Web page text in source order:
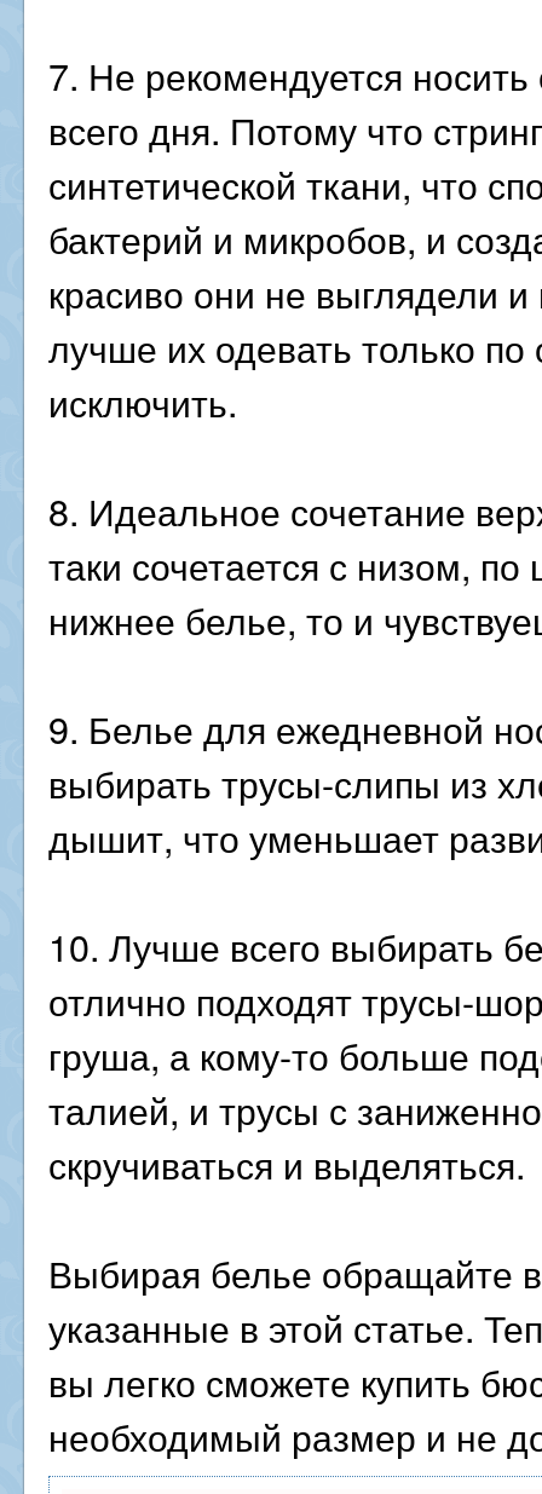
7. Не рекомендуется
всего дня. Потому что
синтетической ткани, что
бактерий и микробов, и
красиво они не выглядели
лучше их одевать только
исключить.
8. Идеальное сочетание
таки сочетается с низом,
нижнее белье, то и
9. Белье для ежедневной
выбирать трусы-слипы из
дышит, что уменьшает
10. Лучше всего выбирать
отлично подходят трусы-
груша, а кому-то больше
талией, и трусы с
скручиваться и выделяться.
Выбирая белье обращайте
указанные в этой статье.
вы легко сможете купить
необходимый размер и не